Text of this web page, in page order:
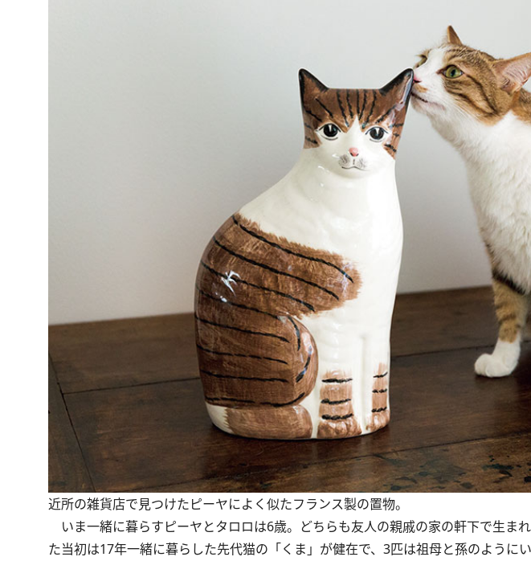
近所の雑貨店で見つけたピーヤによく似たフランス製の置物。
いま一緒に暮らすピーヤとタロロは6歳。どちらも友人の親戚の家の軒下で生ま
た当初は17年一緒に暮らした先代猫の「くま」が健在で、3匹は祖母と孫のように